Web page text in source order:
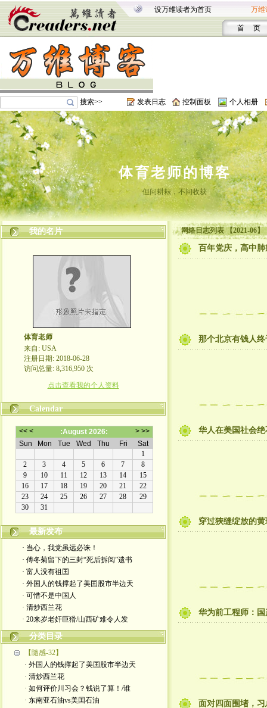
设万维读者为首页 万维
首 页
搜索>> 发表日志 控制面板 个人相册
体育老师的博客
但问耕耘，不问收获
我的名片
体育老师
来自: USA
注册日期: 2018-06-28
访问总量: 8,316,950 次
点击查看我的个人资料
Calendar
最新发布
· 当心，我党虽远必诛！
· 傅冬菊留下的三封“死后拆阅”遗书
· 富人没有祖囯
· 外国人的钱撑起了美囯股市半边天
· 可惜不是中国人
· 清炒西兰花
· 20来岁老奸巨猾/山西矿难令人发
分类目录
【隨感-32】
· 外国人的钱撑起了美囯股市半边天
· 清炒西兰花
· 如何评价川习会？钱说了算！/谁
· 东南亚石油vs美囯石油
网络日志列表 【2021-06】
百年党庆，高中
那个北京有钱人
华人在美国社会
穿过狹缝绽放的
华为前工程师：
面对四面围堵，